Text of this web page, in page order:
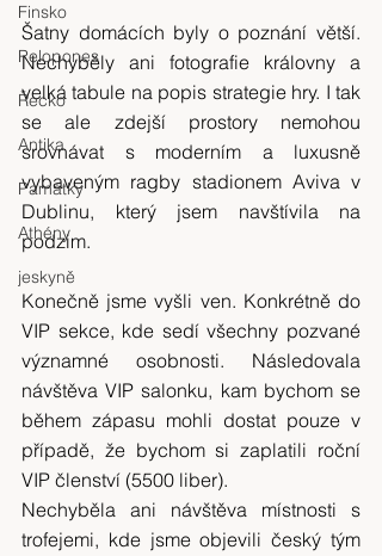
Finsko
Pelopones
Řecko
Antika
Památky
Athény
jeskyně
Šatny domácích byly o poznání větší.
Nechyběly ani fotografie královny a
velká tabule na popis strategie hry. I tak
se ale zdejší prostory nemohou
srovnávat s moderním a luxusně
vybaveným ragby stadionem Aviva v
Dublinu, který jsem navštívila na
podzim.
Konečně jsme vyšli ven. Konkrétně do
VIP sekce, kde sedí všechny pozvané
významné osobnosti. Následovala
návštěva VIP salonku, kam bychom se
během zápasu mohli dostat pouze v
případě, že bychom si zaplatili roční
VIP členství (5500 liber).
Nechyběla ani návštěva místnosti s
trofejemi, kde jsme objevili český tým